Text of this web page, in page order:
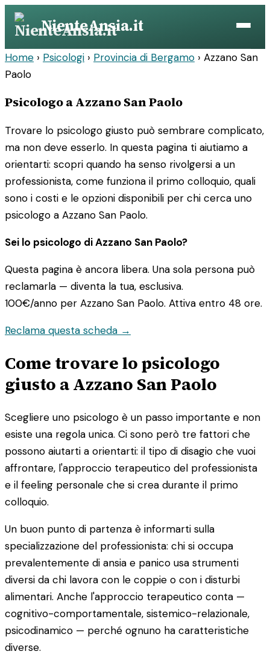
Vai
contenuto
NienteAnsia.it
Home › Psicologi › Provincia di Bergamo › Azzano San
Paolo
Psicologo a Azzano San Paolo
Trovare lo psicologo giusto può sembrare complicato,
ma non deve esserlo. In questa pagina ti aiutiamo a
orientarti: scopri quando ha senso rivolgersi a un
professionista, come funziona il primo colloquio, quali
sono i costi e le opzioni disponibili per chi cerca uno
psicologo a Azzano San Paolo.
Sei lo psicologo di Azzano San Paolo?
Questa pagina è ancora libera. Una sola persona può
reclamarla — diventa la tua, esclusiva.
100€/anno per Azzano San Paolo. Attiva entro 48 ore.
Reclama questa scheda →
Come trovare lo psicologo
giusto a Azzano San Paolo
Scegliere uno psicologo è un passo importante e non
esiste una regola unica. Ci sono però tre fattori che
possono aiutarti a orientarti: il tipo di disagio che vuoi
affrontare, l'approccio terapeutico del professionista
e il feeling personale che si crea durante il primo
colloquio.
Un buon punto di partenza è informarti sulla
specializzazione del professionista: chi si occupa
prevalentemente di ansia e panico usa strumenti
diversi da chi lavora con le coppie o con i disturbi
alimentari. Anche l'approccio terapeutico conta —
cognitivo-comportamentale, sistemico-relazionale,
psicodinamico — perché ognuno ha caratteristiche
diverse.